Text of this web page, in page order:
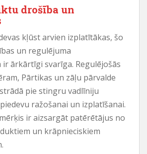
drošība un
kļūst arvien izplatītākas, šo
un regulējuma
ārkārtīgi svarīga. Regulējošās
Pārtikas un zāļu pārvalde
pie stingru vadlīniju
ražošanai un izplatīšanai.
ir aizsargāt patērētājus no
un krāpnieciskiem